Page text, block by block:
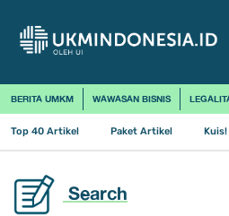
BERITA UMKM WAWASAN BISNIS
Top 40 Artikel Paket Artikel Kuis!
Search